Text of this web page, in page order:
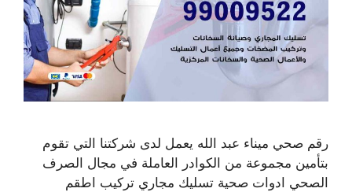
رقم صحي ميناء عبد الله يعمل لدى شركتنا التي تقوم
بتأمين مجموعة من الكوادر العاملة في مجال الصرف
الصحي ادوات صحية تسليك مجاري تركيب اطقم